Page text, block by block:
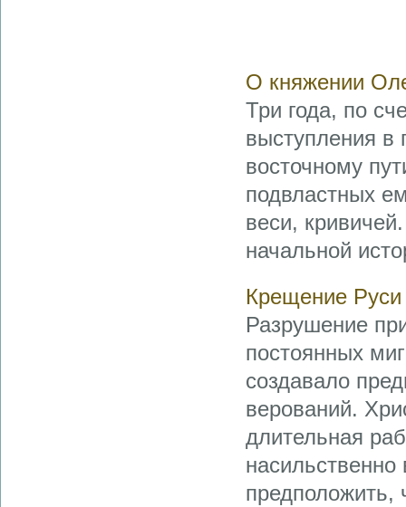
О княжении
Три года, по
выступления в
восточному
подвластных
веси,
начальной
Крещение Руси
Разрушение
постоянных
создавало
верований.
длительная
предположить,